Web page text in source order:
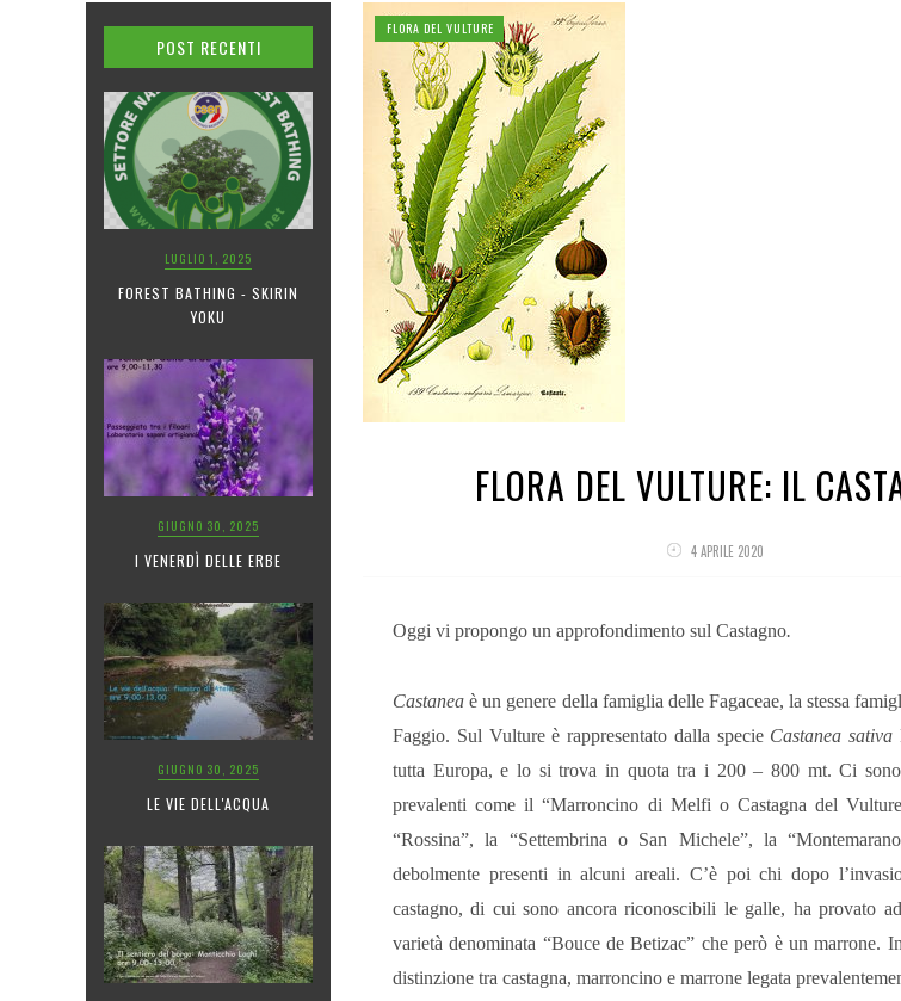
POST RECENTI
LUGLIO 1, 2025
FOREST BATHING - SKIRIN
YOKU
GIUGNO 30, 2025
I VENERDÌ DELLE ERBE
GIUGNO 30, 2025
LE VIE DELL'ACQUA
FLORA DEL VULTURE
FLORA DEL VULTURE: IL
4 APRILE 2020
Oggi vi propongo un approfondimento sul Castagno.
Castanea è un genere della famiglia delle Fagaceae, la stessa
Faggio. Sul Vulture è rappresentato dalla specie Castanea sativa
tutta Europa, e lo si trova in quota tra i 200 – 800 mt. Ci
prevalenti come il “Marroncino di Melfi o Castagna del
“Rossina”, la “Settembrina o San Michele”, la
debolmente presenti in alcuni areali. C’è poi chi dopo
castagno, di cui sono ancora riconoscibili le galle, ha provato
varietà denominata “Bouce de Betizac” che però è un marrone.
distinzione tra castagna, marroncino e marrone legata